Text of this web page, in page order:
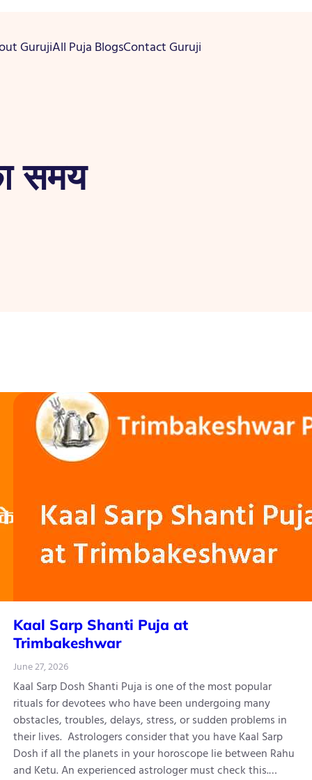
GurujiAll Puja BlogsContact Guruji
समय
Kaal Sarp Shanti Puja at
Trimbakeshwar
June 27, 2026
Kaal Sarp Dosh Shanti Puja is one of the most popular
rituals for devotees who have been undergoing many
obstacles, troubles, delays, stress, or sudden problems in
their lives. Astrologers consider that you have Kaal Sarp
Dosh if all the planets in your horoscope lie between Rahu
and Ketu. An experienced astrologer must check this.…